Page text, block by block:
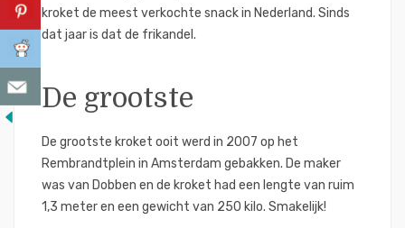
kroket de meest verkochte snack in Nederland. Sinds
dat jaar is dat de frikandel.
De grootste
De grootste kroket ooit werd in 2007 op het
Rembrandtplein in Amsterdam gebakken. De maker
was van Dobben en de kroket had een lengte van ruim
1,3 meter en een gewicht van 250 kilo. Smakelijk!